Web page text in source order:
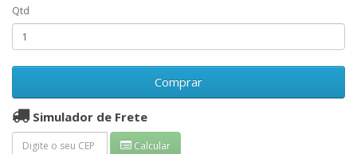
Qtd
Comprar
Simulador de Frete
Calcular